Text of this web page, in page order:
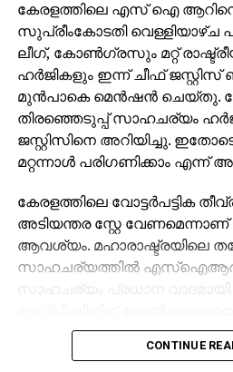
കേരളത്തിലെ എസ് ഐ
സുപ്രീംകോടതി വെള്ളിയാഴ്ച
ലീഗ്, കോണ്‍ഗ്രസും മറ്റ്
ഹര്‍ജികളും ഇന്ന് ചീഫ് ജസ്റ്റിസ്
മുന്‍പാകെ മെന്‍ഷന്‍ ചെയ്തു.
തിരഞ്ഞെടുപ്പ് സാഹചര്യം
ജസ്റ്റിസിനെ അറിയിച്ചു.
മറ്റന്നാള്‍ പരിഗണിക്കാം എന്ന്
കേരളത്തിലെ വോട്ടര്‍പട്ടിക
അടിയന്തര സ്റ്റേ വേണമെന്നാണ്
ആവശ്യം. മഹാരാഷ്ട്രയിലെ
സാഹചര്യത്തില്‍ എസ്‌ഐആര്‍
സാഹചര്യം പ്രധാന
അഡ്വ. ഹാരിസ് ബീരാന്‍ എം.പി
കേരളത്തില്‍ blo ആത്മഹത്യ
CONTINUE